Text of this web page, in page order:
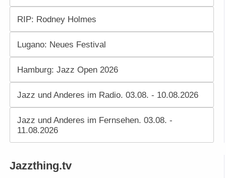
RIP: Rodney Holmes
Lugano: Neues Festival
Hamburg: Jazz Open 2026
Jazz und Anderes im Radio. 03.08. - 10.08.2026
Jazz und Anderes im Fernsehen. 03.08. -
11.08.2026
Jazzthing.tv